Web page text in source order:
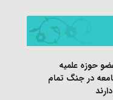
حوزه علمیه
در جنگ تمام